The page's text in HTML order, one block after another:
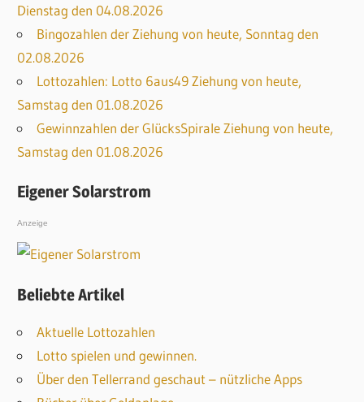
Dienstag den 04.08.2026
Bingozahlen der Ziehung von heute, Sonntag den
02.08.2026
Lottozahlen: Lotto 6aus49 Ziehung von heute,
Samstag den 01.08.2026
Gewinnzahlen der GlücksSpirale Ziehung von heute,
Samstag den 01.08.2026
Eigener Solarstrom
Anzeige
Beliebte Artikel
Aktuelle Lottozahlen
Lotto spielen und gewinnen.
Über den Tellerrand geschaut – nützliche Apps